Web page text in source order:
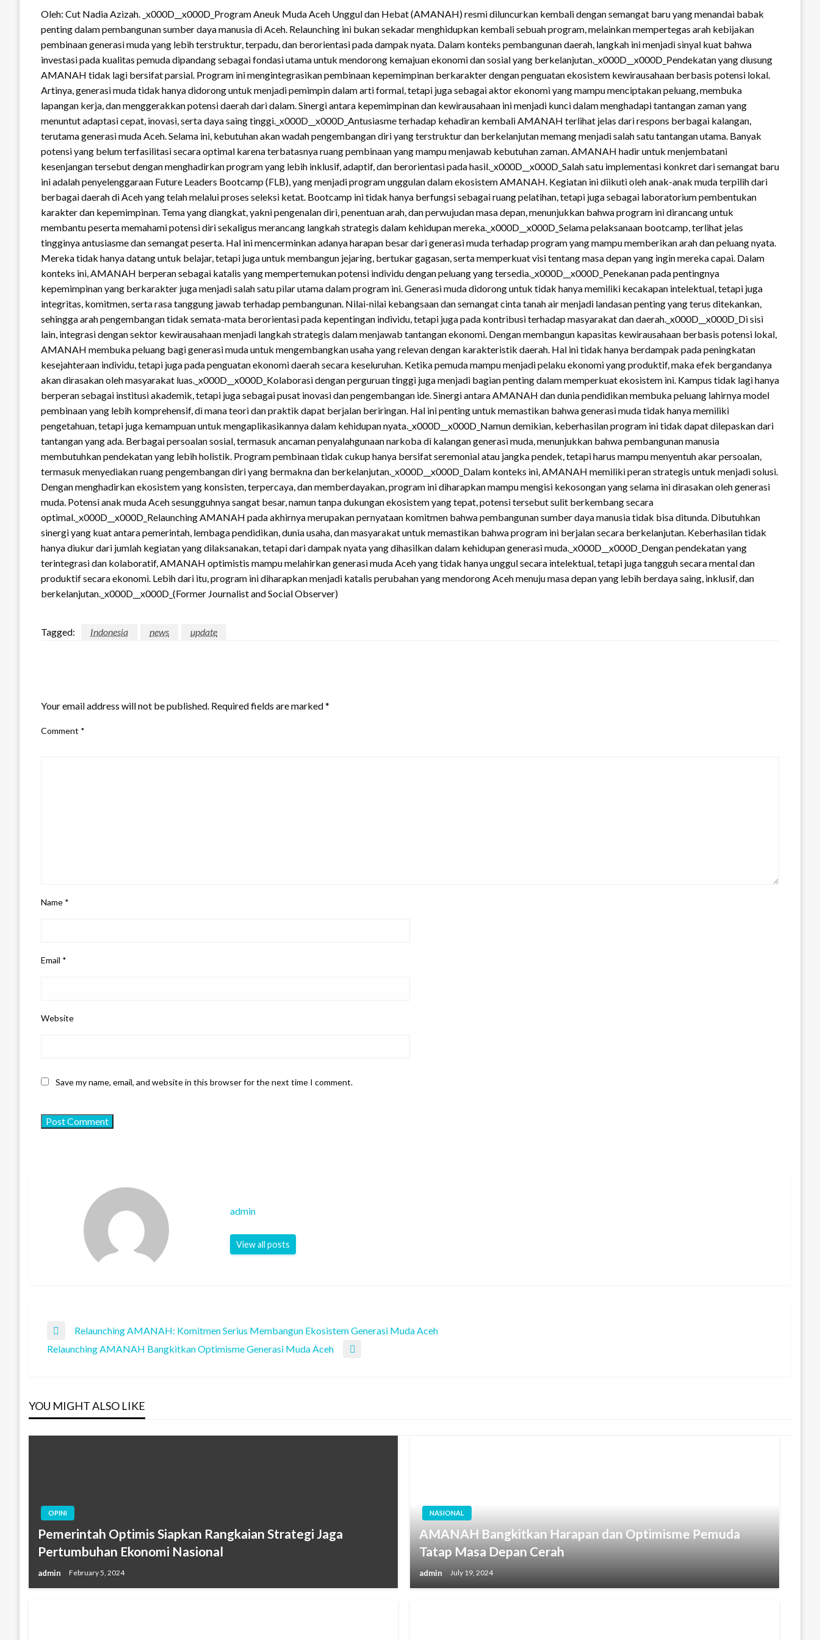
Oleh: Cut Nadia Azizah. _x000D__x000D_Program Aneuk Muda Aceh Unggul dan Hebat (AMANAH) resmi diluncurkan kembali dengan semangat baru yang menandai babak
penting dalam pembangunan sumber daya manusia di Aceh. Relaunching ini bukan sekadar menghidupkan kembali sebuah program, melainkan mempertegas arah kebijakan
pembinaan generasi muda yang lebih terstruktur, terpadu, dan berorientasi pada dampak nyata. Dalam konteks pembangunan daerah, langkah ini menjadi sinyal kuat bahwa
investasi pada kualitas pemuda dipandang sebagai fondasi utama untuk mendorong kemajuan ekonomi dan sosial yang berkelanjutan._x000D__x000D_Pendekatan yang diusung
AMANAH tidak lagi bersifat parsial. Program ini mengintegrasikan pembinaan kepemimpinan berkarakter dengan penguatan ekosistem kewirausahaan berbasis potensi lokal.
Artinya, generasi muda tidak hanya didorong untuk menjadi pemimpin dalam arti formal, tetapi juga sebagai aktor ekonomi yang mampu menciptakan peluang, membuka
lapangan kerja, dan menggerakkan potensi daerah dari dalam. Sinergi antara kepemimpinan dan kewirausahaan ini menjadi kunci dalam menghadapi tantangan zaman yang
menuntut adaptasi cepat, inovasi, serta daya saing tinggi._x000D__x000D_Antusiasme terhadap kehadiran kembali AMANAH terlihat jelas dari respons berbagai kalangan,
terutama generasi muda Aceh. Selama ini, kebutuhan akan wadah pengembangan diri yang terstruktur dan berkelanjutan memang menjadi salah satu tantangan utama. Banyak
potensi yang belum terfasilitasi secara optimal karena terbatasnya ruang pembinaan yang mampu menjawab kebutuhan zaman. AMANAH hadir untuk menjembatani
kesenjangan tersebut dengan menghadirkan program yang lebih inklusif, adaptif, dan berorientasi pada hasil._x000D__x000D_Salah satu implementasi konkret dari semangat baru
ini adalah penyelenggaraan Future Leaders Bootcamp (FLB), yang menjadi program unggulan dalam ekosistem AMANAH. Kegiatan ini diikuti oleh anak-anak muda terpilih dari
berbagai daerah di Aceh yang telah melalui proses seleksi ketat. Bootcamp ini tidak hanya berfungsi sebagai ruang pelatihan, tetapi juga sebagai laboratorium pembentukan
karakter dan kepemimpinan. Tema yang diangkat, yakni pengenalan diri, penentuan arah, dan perwujudan masa depan, menunjukkan bahwa program ini dirancang untuk
membantu peserta memahami potensi diri sekaligus merancang langkah strategis dalam kehidupan mereka._x000D__x000D_Selama pelaksanaan bootcamp, terlihat jelas
tingginya antusiasme dan semangat peserta. Hal ini mencerminkan adanya harapan besar dari generasi muda terhadap program yang mampu memberikan arah dan peluang nyata.
Mereka tidak hanya datang untuk belajar, tetapi juga untuk membangun jejaring, bertukar gagasan, serta memperkuat visi tentang masa depan yang ingin mereka capai. Dalam
konteks ini, AMANAH berperan sebagai katalis yang mempertemukan potensi individu dengan peluang yang tersedia._x000D__x000D_Penekanan pada pentingnya
kepemimpinan yang berkarakter juga menjadi salah satu pilar utama dalam program ini. Generasi muda didorong untuk tidak hanya memiliki kecakapan intelektual, tetapi juga
integritas, komitmen, serta rasa tanggung jawab terhadap pembangunan. Nilai-nilai kebangsaan dan semangat cinta tanah air menjadi landasan penting yang terus ditekankan,
sehingga arah pengembangan tidak semata-mata berorientasi pada kepentingan individu, tetapi juga pada kontribusi terhadap masyarakat dan daerah._x000D__x000D_Di sisi
lain, integrasi dengan sektor kewirausahaan menjadi langkah strategis dalam menjawab tantangan ekonomi. Dengan membangun kapasitas kewirausahaan berbasis potensi lokal,
AMANAH membuka peluang bagi generasi muda untuk mengembangkan usaha yang relevan dengan karakteristik daerah. Hal ini tidak hanya berdampak pada peningkatan
kesejahteraan individu, tetapi juga pada penguatan ekonomi daerah secara keseluruhan. Ketika pemuda mampu menjadi pelaku ekonomi yang produktif, maka efek bergandanya
akan dirasakan oleh masyarakat luas._x000D__x000D_Kolaborasi dengan perguruan tinggi juga menjadi bagian penting dalam memperkuat ekosistem ini. Kampus tidak lagi hanya
berperan sebagai institusi akademik, tetapi juga sebagai pusat inovasi dan pengembangan ide. Sinergi antara AMANAH dan dunia pendidikan membuka peluang lahirnya model
pembinaan yang lebih komprehensif, di mana teori dan praktik dapat berjalan beriringan. Hal ini penting untuk memastikan bahwa generasi muda tidak hanya memiliki
pengetahuan, tetapi juga kemampuan untuk mengaplikasikannya dalam kehidupan nyata._x000D__x000D_Namun demikian, keberhasilan program ini tidak dapat dilepaskan dari
tantangan yang ada. Berbagai persoalan sosial, termasuk ancaman penyalahgunaan narkoba di kalangan generasi muda, menunjukkan bahwa pembangunan manusia
membutuhkan pendekatan yang lebih holistik. Program pembinaan tidak cukup hanya bersifat seremonial atau jangka pendek, tetapi harus mampu menyentuh akar persoalan,
termasuk menyediakan ruang pengembangan diri yang bermakna dan berkelanjutan._x000D__x000D_Dalam konteks ini, AMANAH memiliki peran strategis untuk menjadi solusi.
Dengan menghadirkan ekosistem yang konsisten, terpercaya, dan memberdayakan, program ini diharapkan mampu mengisi kekosongan yang selama ini dirasakan oleh generasi
muda. Potensi anak muda Aceh sesungguhnya sangat besar, namun tanpa dukungan ekosistem yang tepat, potensi tersebut sulit berkembang secara
optimal._x000D__x000D_Relaunching AMANAH pada akhirnya merupakan pernyataan komitmen bahwa pembangunan sumber daya manusia tidak bisa ditunda. Dibutuhkan
sinergi yang kuat antara pemerintah, lembaga pendidikan, dunia usaha, dan masyarakat untuk memastikan bahwa program ini berjalan secara berkelanjutan. Keberhasilan tidak
hanya diukur dari jumlah kegiatan yang dilaksanakan, tetapi dari dampak nyata yang dihasilkan dalam kehidupan generasi muda._x000D__x000D_Dengan pendekatan yang
terintegrasi dan kolaboratif, AMANAH optimistis mampu melahirkan generasi muda Aceh yang tidak hanya unggul secara intelektual, tetapi juga tangguh secara mental dan
produktif secara ekonomi. Lebih dari itu, program ini diharapkan menjadi katalis perubahan yang mendorong Aceh menuju masa depan yang lebih berdaya saing, inklusif, dan
berkelanjutan._x000D__x000D_(Former Journalist and Social Observer)
Tagged: Indonesia news update
Your email address will not be published. Required fields are marked*
Comment *
Name *
Email *
Website
Save my name, email, and website in this browser for the next time I comment.
admin
View all posts
Post
Previous
Post
Relaunching AMANAH: Komitmen Serius Membangun Ekosistem Generasi Muda Aceh
Next
Relaunching AMANAH Bangkitkan Optimisme Generasi Muda Aceh
YOU MIGHT ALSO LIKE
OPINI
Pemerintah Optimis Siapkan Rangkaian Strategi Jaga
Pertumbuhan Ekonomi Nasional
admin February 5, 2024
NASIONAL
AMANAH Bangkitkan Harapan dan Optimisme Pemuda
Tatap Masa Depan Cerah
admin July 19, 2024